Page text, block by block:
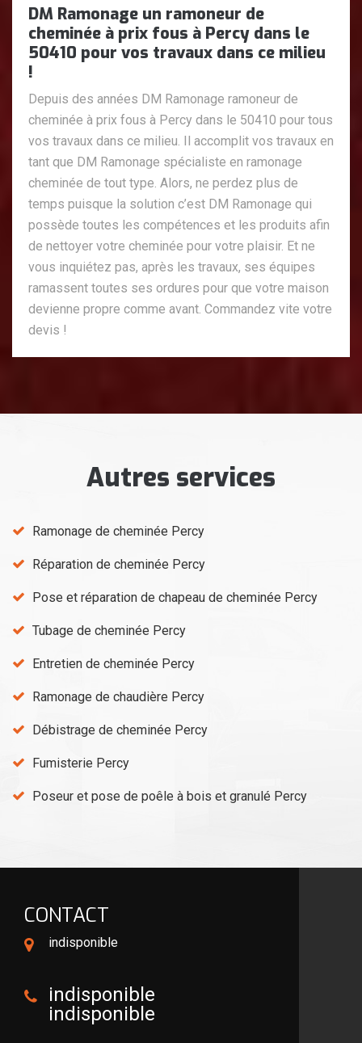
DM Ramonage un ramoneur de
cheminée à prix fous à Percy dans le
50410 pour vos travaux dans ce milieu
!
Depuis des années DM Ramonage ramoneur de
cheminée à prix fous à Percy dans le 50410 pour tous
vos travaux dans ce milieu. Il accomplit vos travaux en
tant que DM Ramonage spécialiste en ramonage
cheminée de tout type. Alors, ne perdez plus de
temps puisque la solution c’est DM Ramonage qui
possède toutes les compétences et les produits afin
de nettoyer votre cheminée pour votre plaisir. Et ne
vous inquiétez pas, après les travaux, ses équipes
ramassent toutes ses ordures pour que votre maison
devienne propre comme avant. Commandez vite votre
devis !
Autres services
Ramonage de cheminée Percy
Réparation de cheminée Percy
Pose et réparation de chapeau de cheminée Percy
Tubage de cheminée Percy
Entretien de cheminée Percy
Ramonage de chaudière Percy
Débistrage de cheminée Percy
Fumisterie Percy
Poseur et pose de poêle à bois et granulé Percy
CONTACT
indisponible
indisponible
indisponible